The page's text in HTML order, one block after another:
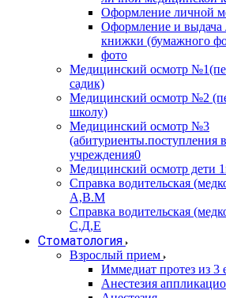
Оформление личной
Оформление и выдача
книжки (бумажного
фото
Медицинский осмотр
садик)
Медицинский осмотр №2
школу)
Медицинский осмотр №3
(абитуриенты.поступления
учреждения0
Медицинский осмотр дети
Справка водительская
А,В.М
Справка водительская
С,Д,Е
Стоматология
Взрослый прием
Иммедиат протез из 3
Анестезия